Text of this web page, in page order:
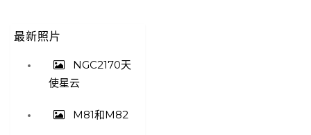
最新照片
NGC2170天
使星云
M81和M82